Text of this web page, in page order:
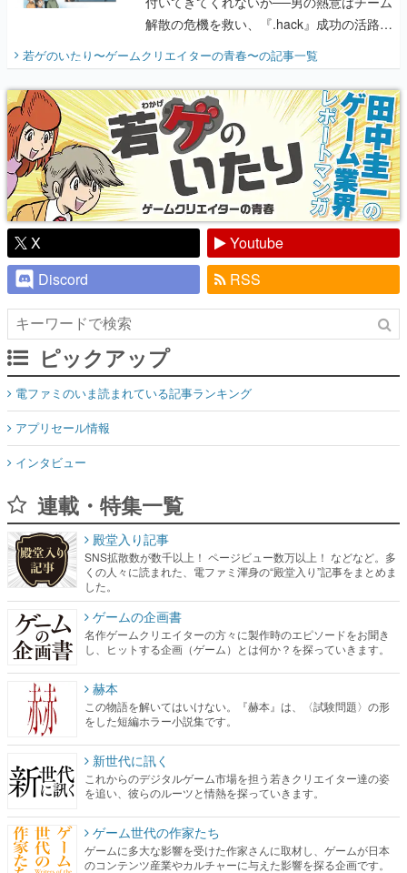
解散の危機を救い、『.hack』成功の活路を
開く。業界の快男児・松山 洋に流れる血は
『少年ジャンプ』色だった【若ゲのいた
り】
若ゲのいたり〜ゲームクリエイターの青春〜の記事一覧
X
Youtube
Discord
RSS
ピックアップ
電ファミのいま読まれている記事ランキング
アプリセール情報
インタビュー
連載・特集一覧
殿堂入り記事
SNS拡散数が数千以上！ ページビュー数万以上！ などなど。多
くの人々に読まれた、電ファミ渾身の“殿堂入り”記事をまとめま
した。
ゲームの企画書
名作ゲームクリエイターの方々に製作時のエピソードをお聞き
し、ヒットする企画（ゲーム）とは何か？を探っていきます。
赫本
この物語を解いてはいけない。『赫本』は、〈試験問題〉の形
をした短編ホラー小説集です。
新世代に訊く
これからのデジタルゲーム市場を担う若きクリエイター達の姿
を追い、彼らのルーツと情熱を探っていきます。
ゲーム世代の作家たち
ゲームに多大な影響を受けた作家さんに取材し、ゲームが日本
のコンテンツ産業やカルチャーに与えた影響を探る企画です。